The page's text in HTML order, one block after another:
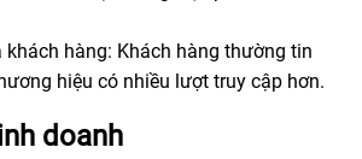
hàng: Khách hàng thường tin
hiệu có nhiều lượt truy cập hơn.
doanh